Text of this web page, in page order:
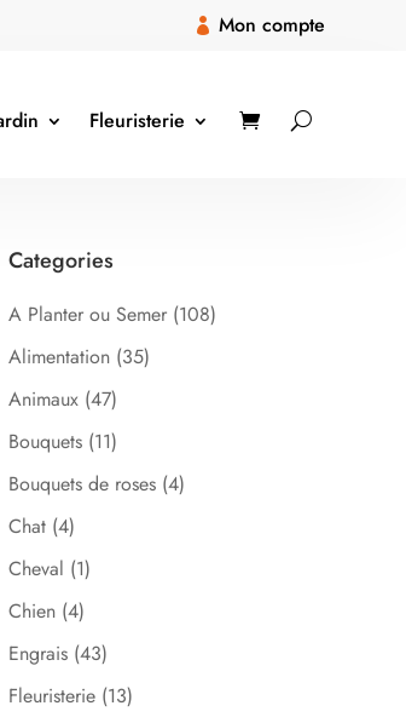
 Mon compte
Fleuristerie
Categories
A Planter ou Semer (108)
Alimentation (35)
Animaux (47)
Bouquets (11)
Bouquets de roses (4)
Chat (4)
Cheval (1)
Chien (4)
Engrais (43)
Fleuristerie (13)